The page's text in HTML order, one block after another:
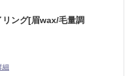
リング[眉wax/毛量調
細